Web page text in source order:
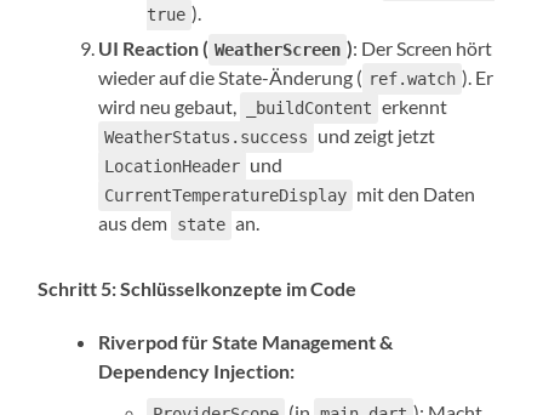
true ).
UI Reaction ( WeatherScreen ): Der Screen hört
wieder auf die State-Änderung ( ref.watch ). Er
wird neu gebaut,
_buildContent erkennt
WeatherStatus.success und zeigt jetzt
LocationHeader und
CurrentTemperatureDisplay mit den Daten
aus dem state an.
Schritt 5: Schlüsselkonzepte im Code
Riverpod für State Management &
Dependency Injection: